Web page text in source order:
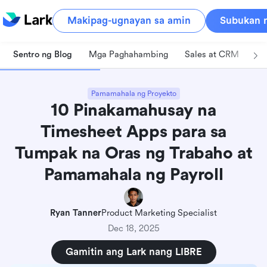
Makipag-ugnayan sa amin Subukan
Sentro ng Blog Mga Paghahambing Sales at CRM
Pamamahala ng Proyekto
10 Pinakamahusay na
Timesheet Apps para sa
Tumpak na Oras ng Trabaho at
Pamamahala ng Payroll
Ryan TannerProduct Marketing Specialist
Dec 18, 2025
Gamitin ang Lark nang LIBRE